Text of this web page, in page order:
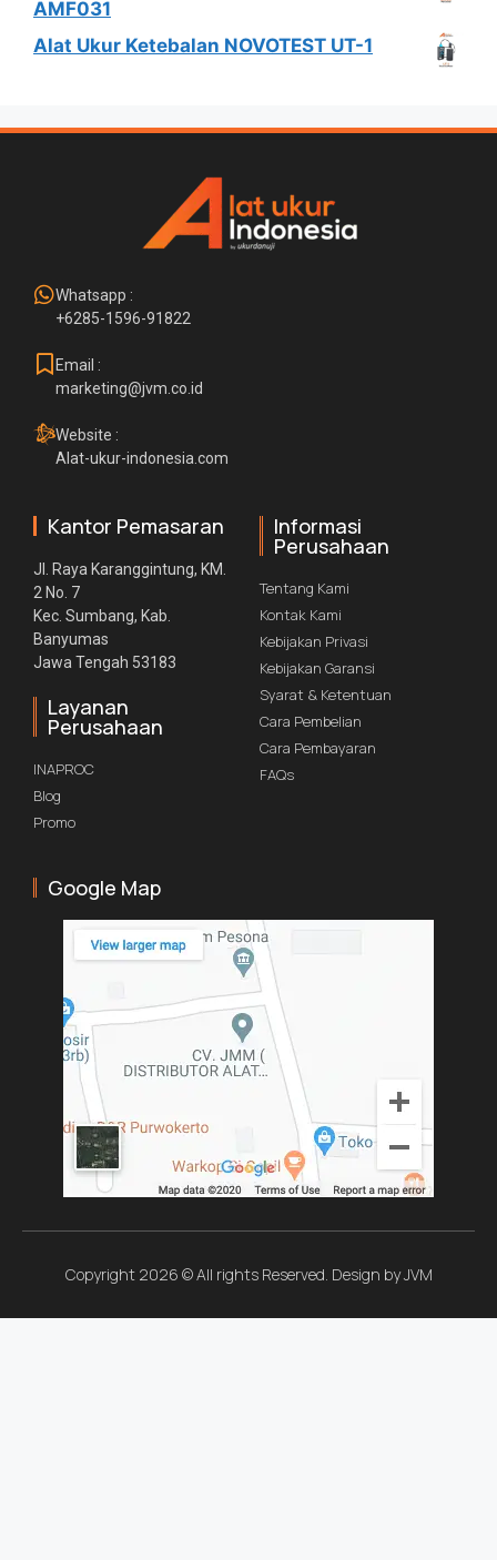
AMF031
Alat Ukur Ketebalan NOVOTEST UT-1
Whatsapp :
+6285-1596-91822
Email :
marketing@jvm.co.id
Website :
Alat-ukur-indonesia.com
Kantor Pemasaran
Jl. Raya Karanggintung, KM.
2 No. 7
Kec. Sumbang, Kab.
Banyumas
Jawa Tengah 53183
Layanan
Perusahaan
INAPROC
Blog
Promo
Informasi
Perusahaan
Tentang Kami
Kontak Kami
Kebijakan Privasi
Kebijakan Garansi
Syarat & Ketentuan
Cara Pembelian
Cara Pembayaran
FAQs
Google Map
Copyright 2026 © All rights Reserved. Design by JVM